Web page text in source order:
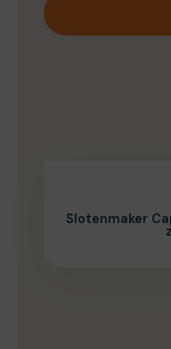
Slotenmaker